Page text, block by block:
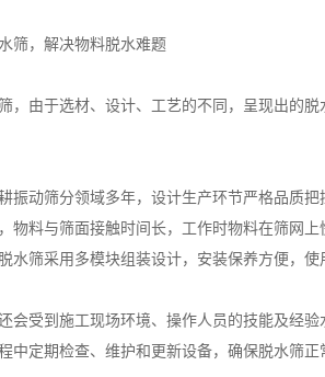
，解决物料脱水难题
由于选材、设计、工艺的不同，呈现出的脱
动筛分领域多年，设计生产环节严格品质把
物料与筛面接触时间长，工作时物料在筛网
水筛采用多模块组装设计，安装保养方便，
受到施工现场环境、操作人员的技能及经验
中定期检查、维护和更新设备，确保脱水筛正